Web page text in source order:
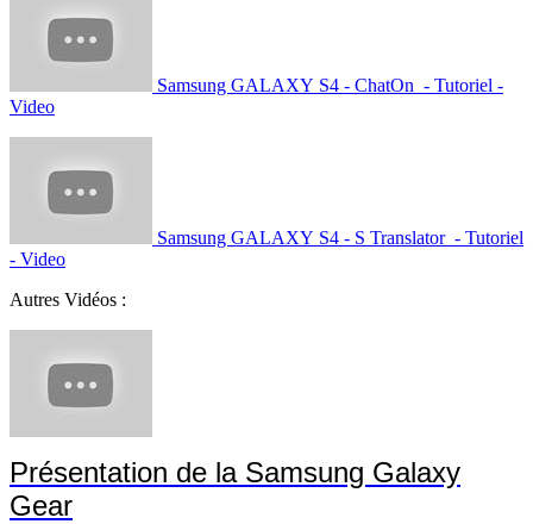
Samsung GALAXY S4 - ChatOn - Tutoriel -
Video
Samsung GALAXY S4 - S Translator - Tutoriel
- Video
Autres Vidéos :
Présentation de la Samsung Galaxy
Gear